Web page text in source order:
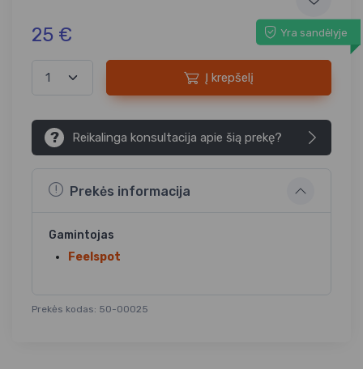
25 € Yra sandėlyje
Į krepšelį
? Reikalinga konsultacija apie šią prekę?
Prekės informacija
Gamintojas
Feelspot
Prekės kodas: 50-00025